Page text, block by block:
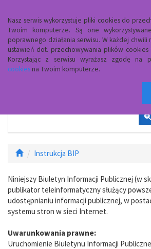
Nasz serwis wykorzystuje pliki cookies do
Twoim komputerze. Są one
poprawnego działania serwisu. W każdej
ustawień dot. przechowywania plików
Korzystając z serwisu wyrażasz zgodę na
cookies na Twoim komputerze.
Ośrodek Pomocy
Społecznej w
Instrukcja BIP
Niniejszy Biuletyn Informacji Publicznej (w
publikator teleinformatyczny służący
udostępnianiu informacji publicznej, w
systemu stron w sieci Internet.
Uwarunkowania prawne:
Uruchomienie Biuletynu Informacji